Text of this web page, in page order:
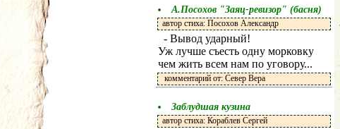
А.Посохов "Заяц-ревизор" (басня)
автор стиха: Посохов Александр
- Вывод ударный!
Уж лучше съесть одну морковку
чем жить всем нам по уговору...
комментарий от: Север Вера
Заблудшая кузина
автор стиха: Кораблев Сергей